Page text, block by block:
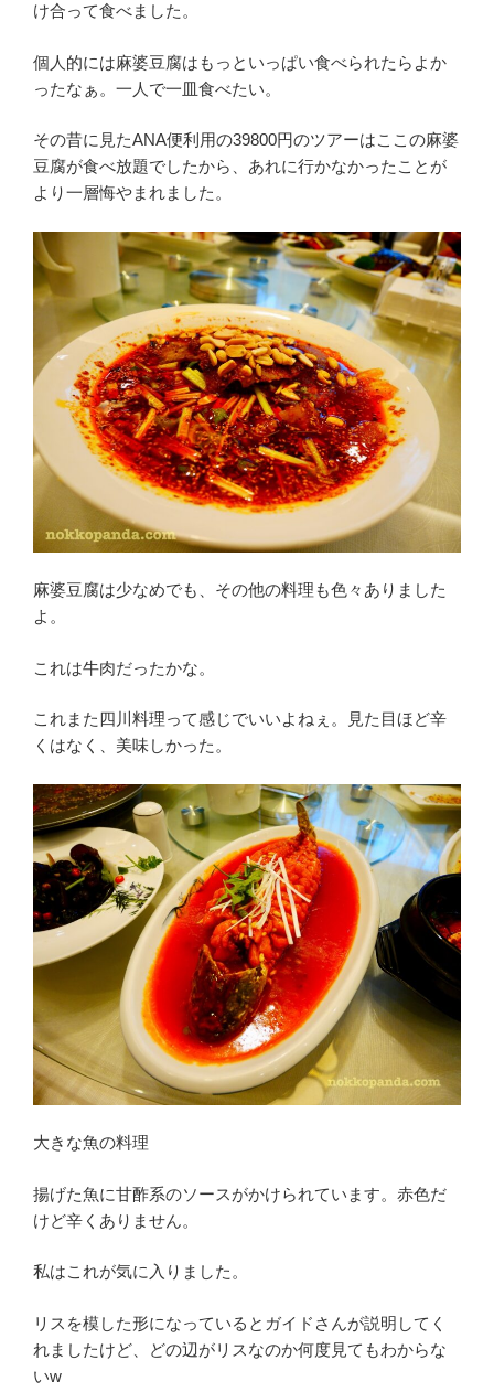
け合って食べました。
個人的には麻婆豆腐はもっといっぱい食べられたらよか
ったなぁ。一人で一皿食べたい。
その昔に見たANA便利用の39800円のツアーはここの麻婆
豆腐が食べ放題でしたから、あれに行かなかったことが
より一層悔やまれました。
麻婆豆腐は少なめでも、その他の料理も色々ありました
よ。
これは牛肉だったかな。
これまた四川料理って感じでいいよねぇ。見た目ほど辛
くはなく、美味しかった。
大きな魚の料理
揚げた魚に甘酢系のソースがかけられています。赤色だ
けど辛くありません。
私はこれが気に入りました。
リスを模した形になっているとガイドさんが説明してく
れましたけど、どの辺がリスなのか何度見てもわからな
いw